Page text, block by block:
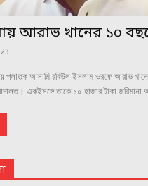
আরাভ খানের ১০
পলাতক আসামি রবিউল ইসলাম ওরফে আরাভ
একইসঙ্গে তাকে ১০ হাজার টাকা জরিমানা